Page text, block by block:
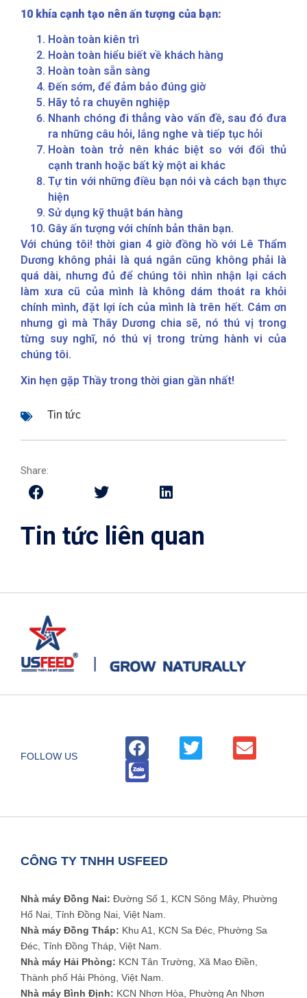
10 khía cạnh tạo nên ấn tượng của bạn:
Hoàn toàn kiên trì
Hoàn toàn hiểu biết về khách hàng
Hoàn toàn sẵn sàng
Đến sớm, để đảm bảo đúng giờ
Hãy tỏ ra chuyên nghiệp
Nhanh chóng đi thẳng vào vấn đề, sau đó đưa
ra những câu hỏi, lắng nghe và tiếp tục hỏi
Hoàn toàn trở nên khác biệt so với đối thủ
cạnh tranh hoặc bất kỳ một ai khác
Tự tin với những điều bạn nói và cách bạn thực
hiện
Sử dụng kỹ thuật bán hàng
Gây ấn tượng với chính bản thân bạn.
Với chúng tôi! thời gian 4 giờ đồng hồ với Lê Thẩm
Dương không phải là quá ngắn cũng không phải là
quá dài, nhưng đủ để chúng tôi nhìn nhận lại cách
làm xưa cũ của mình là không dám thoát ra khỏi
chính mình, đặt lợi ích của mình là trên hết. Cám ơn
nhưng gì mà Thây Dương chia sẽ, nó thú vị trong
từng suy nghĩ, nó thú vị trong trừng hành vi của
chúng tôi.
Xin hẹn gặp Thầy trong thời gian gần nhất!
Tin tức
Share:
Tin tức liên quan
FOLLOW US
CÔNG TY TNHH USFEED
Nhà máy Đồng Nai: Đường Số 1, KCN Sông Mây, Phường
Hố Nai, Tỉnh Đồng Nai, Việt Nam.
Nhà máy Đồng Tháp: Khu A1, KCN Sa Đéc, Phường Sa
Đéc, Tỉnh Đồng Tháp, Việt Nam.
Nhà máy Hải Phòng: KCN Tân Trường, Xã Mao Điền,
Thành phố Hải Phòng, Việt Nam.
Nhà máy Bình Định: KCN Nhơn Hòa, Phường An Nhơn